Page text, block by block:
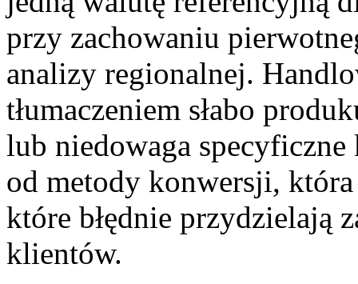
przy zachowaniu
analizy regionalnej.
tłumaczeniem słabo
lub niedowaga
od metody konwersji,
które błędnie przydzielają
klientów.